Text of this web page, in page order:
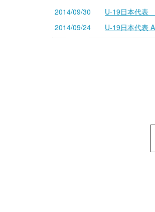
2014/09/30
U-19日本代表
2014/09/24
U-19日本代表